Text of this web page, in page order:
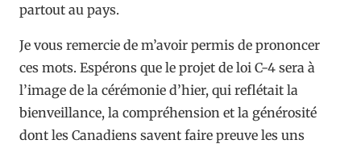
partout au pays.
Je vous remercie de m’avoir permis de prononcer
ces mots. Espérons que le projet de loi C-4 sera à
l’image de la cérémonie d’hier, qui reflétait la
bienveillance, la compréhension et la générosité
dont les Canadiens savent faire preuve les uns